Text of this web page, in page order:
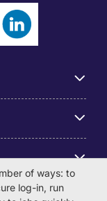
of ways: to
log-in, run